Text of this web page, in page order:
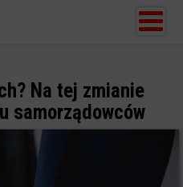
Na tej zmianie
samorządowców